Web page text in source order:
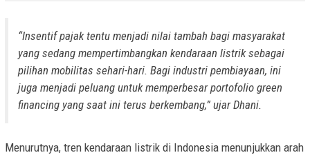
“Insentif pajak tentu menjadi nilai tambah bagi masyarakat
yang sedang mempertimbangkan kendaraan listrik sebagai
pilihan mobilitas sehari-hari. Bagi industri pembiayaan, ini
juga menjadi peluang untuk memperbesar portofolio green
financing yang saat ini terus berkembang,” ujar Dhani.
Menurutnya, tren kendaraan listrik di Indonesia menunjukkan arah